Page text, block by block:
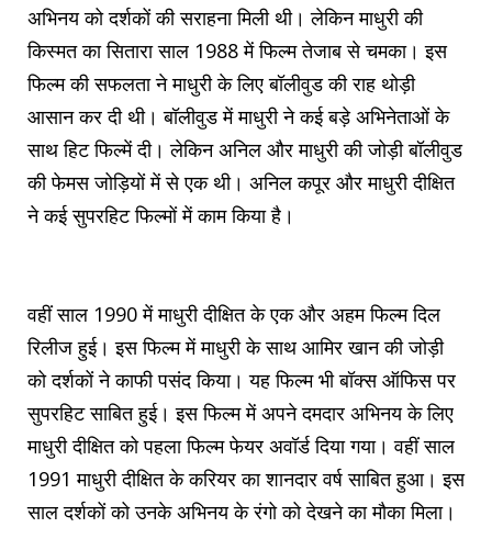
अभिनय को दर्शकों की सराहना मिली थी। लेकिन माधुरी की
किस्मत का सितारा साल 1988 में फिल्म तेजाब से चमका। इस
फिल्म की सफलता ने माधुरी के लिए बॉलीवुड की राह थोड़ी
आसान कर दी थी। बॉलीवुड में माधुरी ने कई बड़े अभिनेताओं के
साथ हिट फिल्में दी। लेकिन अनिल और माधुरी की जोड़ी बॉलीवुड
की फेमस जोड़ियों में से एक थी। अनिल कपूर और माधुरी दीक्षित
ने कई सुपरहिट फिल्मों में काम किया है।
वहीं साल 1990 में माधुरी दीक्षित के एक और अहम फिल्म दिल
रिलीज हुई। इस फिल्म में माधुरी के साथ आमिर खान की जोड़ी
को दर्शकों ने काफी पसंद किया। यह फिल्म भी बॉक्स ऑफिस पर
सुपरहिट साबित हुई। इस फिल्म में अपने दमदार अभिनय के लिए
माधुरी दीक्षित को पहला फिल्म फेयर अवॉर्ड दिया गया। वहीं साल
1991 माधुरी दीक्षित के करियर का शानदार वर्ष साबित हुआ। इस
साल दर्शकों को उनके अभिनय के रंगो को देखने का मौका मिला।